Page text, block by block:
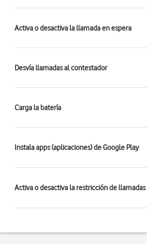
Activa o desactiva la llamada en espera
Desvía llamadas al contestador
Carga la batería
Instala apps (aplicaciones) de Google Play
Activa o desactiva la restricción de llamadas